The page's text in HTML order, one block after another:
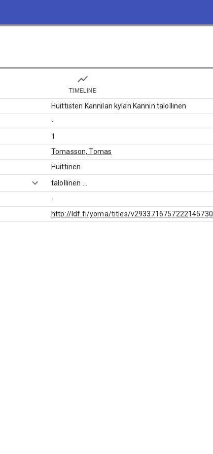
TIMELINE
Huittisten Kannilan kylän Kannin talollinen
-
1
Tomasson, Tomas
Huittinen
talollinen
-
http://ldf.fi/yoma/titles/v2933716757222145730